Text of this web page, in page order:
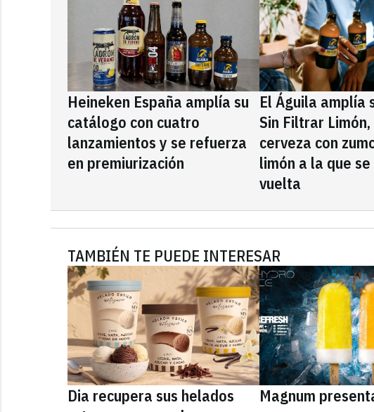
Heineken España amplía su
catálogo con cuatro
lanzamientos y se refuerza
en premiurización
El Águila amplía
Sin Filtrar
cerveza con
limón a la que
vuelta
TAMBIÉN TE PUEDE INTERESAR
Dia recupera sus helados
Magnum